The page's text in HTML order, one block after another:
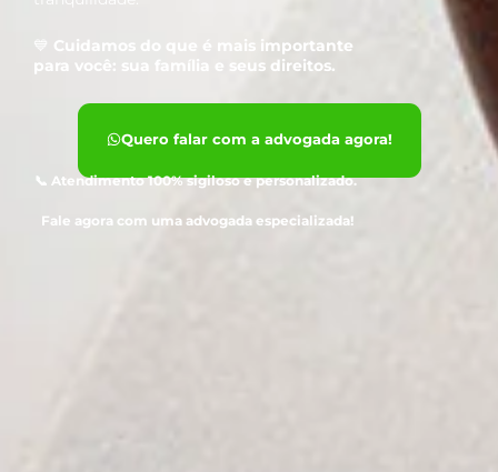
💙 Cuidamos do que é mais importante
para você: sua família e seus direitos.
Quero falar com a advogada agora!
📞 Atendimento 100% sigiloso e personalizado.
Fale agora com uma advogada especializada!